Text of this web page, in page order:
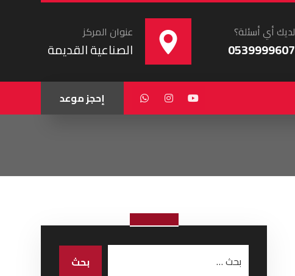
عنوان المركز
الصناعية القديمة
لديك أي أسئلة؟
0539999607
إحجز موعد